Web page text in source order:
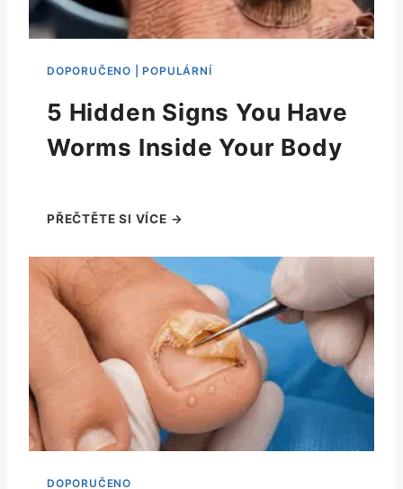
5 Hidden Signs You Have
Worms Inside Your Body